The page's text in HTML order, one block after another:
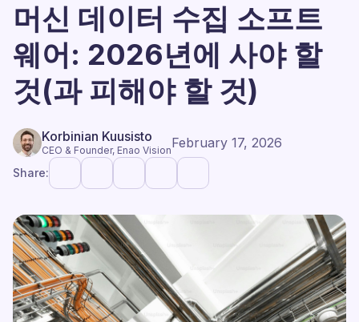
머신 데이터 수집 소프트
웨어: 2026년에 사야 할
것(과 피해야 할 것)
Korbinian Kuusisto
CEO & Founder, Enao VisionFebruary 17, 2026
Share: